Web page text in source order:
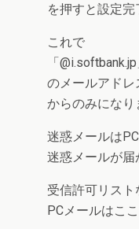
を押すと設定完
これで
「@i.softbank.jp
のメールアド
からのみになり
迷惑メールは
迷惑メールが届
受信許可リス
PCメールはこ